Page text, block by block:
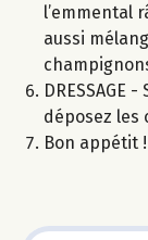
l’emmental
aussi
DRESSAGE
déposez les
Bon appétit !